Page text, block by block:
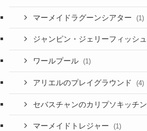
マーメイドラグーンシアター (1)
ジャンピン・ジェリーフィッシュ
ワールプール (1)
アリエルのプレイグラウンド (4)
セバスチャンのカリプソキッチン
マーメイドトレジャー (1)